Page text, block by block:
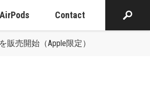
AirPods Contact
販売開始（Apple限定）